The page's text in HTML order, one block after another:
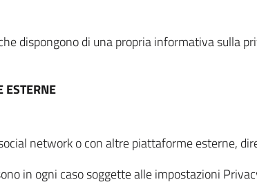
dispongono di una propria informativa sulla
ESTERNE
network o con altre piattaforme esterne,
in ogni caso soggette alle impostazioni